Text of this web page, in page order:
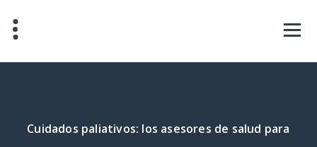
contenido
Cuidados paliativos: los asesores de salud para